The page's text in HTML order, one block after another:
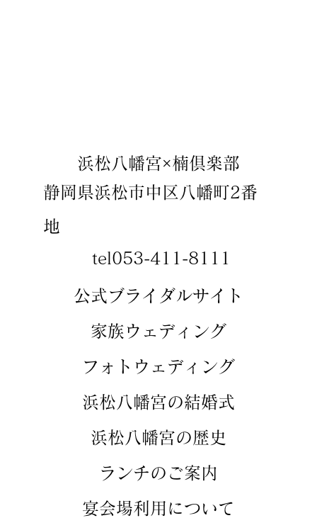
​​公式ブライダルサイト
​家族ウェディング
​フォトウェディング
​浜松八幡宮の結婚式
​浜松八幡宮の歴史
​ランチのご案内
​宴会場利用について
​浜松八幡宮×楠倶楽部
静岡県浜松市中区八幡町2番
地
tel053-411-8111